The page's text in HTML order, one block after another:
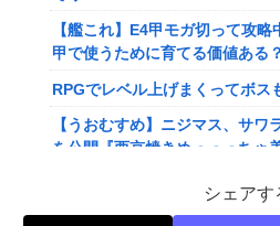
【艦これ】E4甲モガ切って攻
甲で使うために育てる価値ある？
RPGでレベル上げまくってボス
【うおむすめ】ニジマス、サ
を公開『西京焼きめっっっちゃ
【ななし】ねるちゃん「おじさ
シェアす